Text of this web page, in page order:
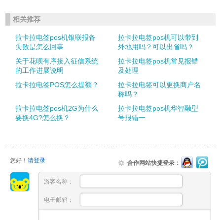
相关推荐
拉卡拉电签pos机银联报备
失败是怎么回事
拉卡拉电签pos机可以带到
外地用吗？可以出省吗？
关于花呗有序接入征信系统
的工作进展说明
拉卡拉电签pos机常见报错
及处理
拉卡拉电签POS怎么提额？
拉卡拉电签可以更换商户名
称吗？
拉卡拉电签pos机2G为什么
要换4G?怎么换？
拉卡拉电签pos机华智融型
号报错一
您好！ 请登录 合作网站快捷登录：
游客名称：
电子邮箱：